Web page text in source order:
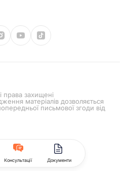
захищені
матеріалів дозволяється
письмової згоди від
Консультації Документи